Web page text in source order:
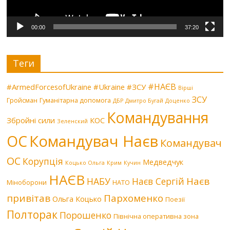
00:00 37:20
Теги
#ArmedForcesofUkraine #Ukraine #ЗСУ #НАЄВ Вірші
Гройсман Гуманітарна допомога ДБР Дмитро Бугай Доценко ЗСУ
Збройні сили Зеленский КОС Командування
ОС Командувач Наєв Командувач
ОС Корупція Коцько Ольга Крим Кучин Медведчук
Міноборони НАЄВ НАБУ НАТО Наєв Сергій Наєв
привітав Ольга Коцько Пархоменко Поезії
Полторак Порошенко Північна оперативна зона